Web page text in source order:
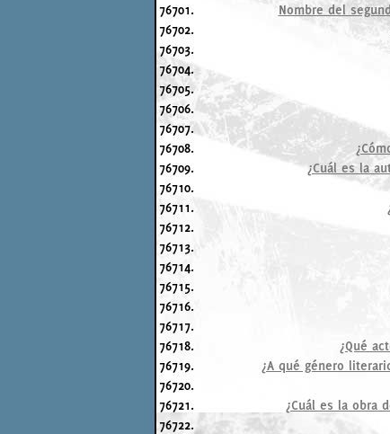
76701.
Nombre del
76702.
76703.
76704.
76705.
76706.
76707.
76708.
76709.
¿Cuál es la
76710.
76711.
76712.
76713.
76714.
76715.
76716.
76717.
76718.
¿Qué
76719.
¿A qué género
76720.
76721.
¿Cuál es la obra
76722.